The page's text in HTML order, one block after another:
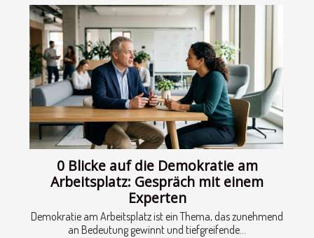
0 Blicke auf die Demokratie am
Arbeitsplatz: Gespräch mit einem
Experten
Demokratie am Arbeitsplatz ist ein Thema, das zunehmend
an Bedeutung gewinnt und tiefgreifende...